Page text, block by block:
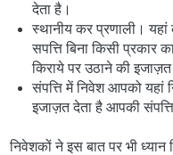
देता है।
स्थानीय कर प्रणाली।
सपत्ति बिना किसी प्रकार
किराये पर उठाने की इजाज़त
संपत्ति में निवेश आपको
इजाज़त देता है आपकी संपत्ति
निवेशकों ने इस बात पर भी